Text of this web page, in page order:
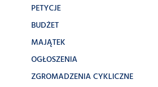
PETYCJE
BUDŻET
MAJĄTEK
OGŁOSZENIA
ZGROMADZENIA CYKLICZNE